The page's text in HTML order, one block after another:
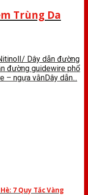
Trùng Da
Dây dẫn đường
đường guidewire phổ
– ngựa vằnDây dẫn...
7 Quy Tắc Vàng